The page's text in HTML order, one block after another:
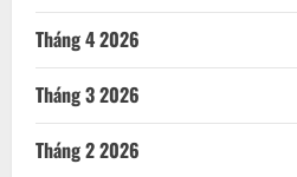
Tháng 4 2026
Tháng 3 2026
Tháng 2 2026